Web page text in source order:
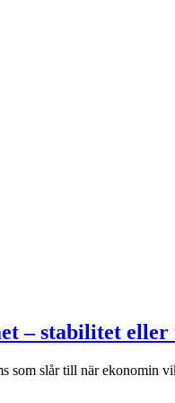
– stabilitet
som slår till när ekonomin